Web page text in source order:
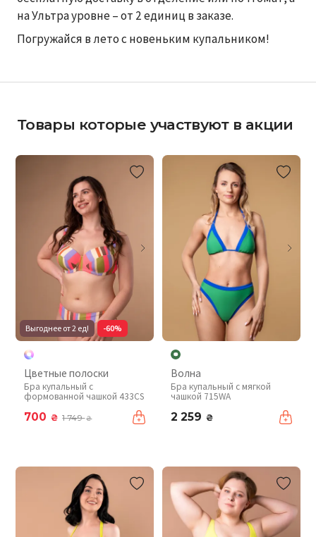
на Ультра уровне – от 2 единиц в заказе.
Погружайся в лето с новеньким купальником!
Товары которые участвуют в акции
Выгоднее от 2 ед! -60%
Цветные полоски
Бра купальный с
формованной чашкой 433CS
700 ₴ 1 749₴
Волна
Бра купальный с мягкой
чашкой 715WA
2 259 ₴